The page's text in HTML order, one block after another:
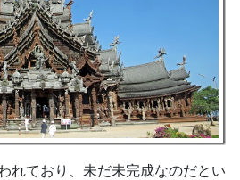
れており、未だ未完成なのだとい